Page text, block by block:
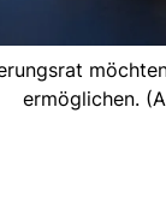
ermöglichen.